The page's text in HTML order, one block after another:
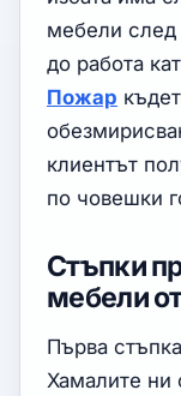
мебели след
до работа
Пожар
клиентът
по човешки
Стъпки
мебели
Първа
Хамалите ни